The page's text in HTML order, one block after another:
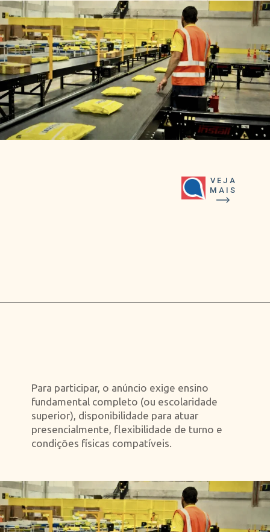
VEJA
MAIS
Para participar, o anúncio exige ensino
fundamental completo (ou escolaridade
superior), disponibilidade para atuar
presencialmente, flexibilidade de turno e
condições físicas compatíveis.